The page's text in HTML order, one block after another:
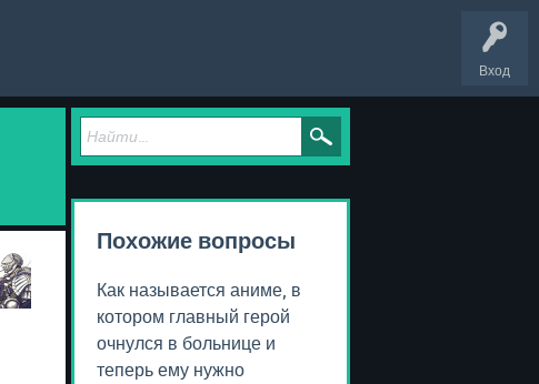
Вход
Похожие вопросы
Как называется аниме, в
котором главный герой
очнулся в больнице и
теперь ему нужно